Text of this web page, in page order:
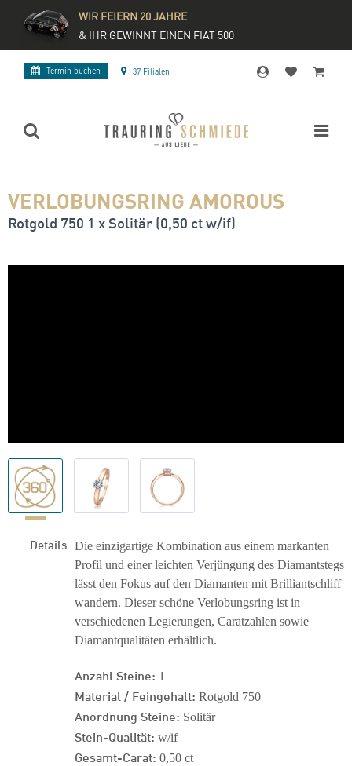
WIR FEIERN 20 JAHRE
& IHR GEWINNT EINEN FIAT 500
Termin buchen 37 Filialen
VERLOBUNGSRING AMOROUS
Rotgold 750 1 x Solitär (0,50 ct w/if)
Details Die einzigartige Kombination aus einem markanten
Profil und einer leichten Verjüngung des Diamantstegs
lässt den Fokus auf den Diamanten mit Brilliantschliff
wandern. Dieser schöne Verlobungsring ist in
verschiedenen Legierungen, Caratzahlen sowie
Diamantqualitäten erhältlich.
Anzahl Steine: 1
Material / Feingehalt: Rotgold 750
Anordnung Steine: Solitär
Stein-Qualität: w/if
Gesamt-Carat: 0,50 ct